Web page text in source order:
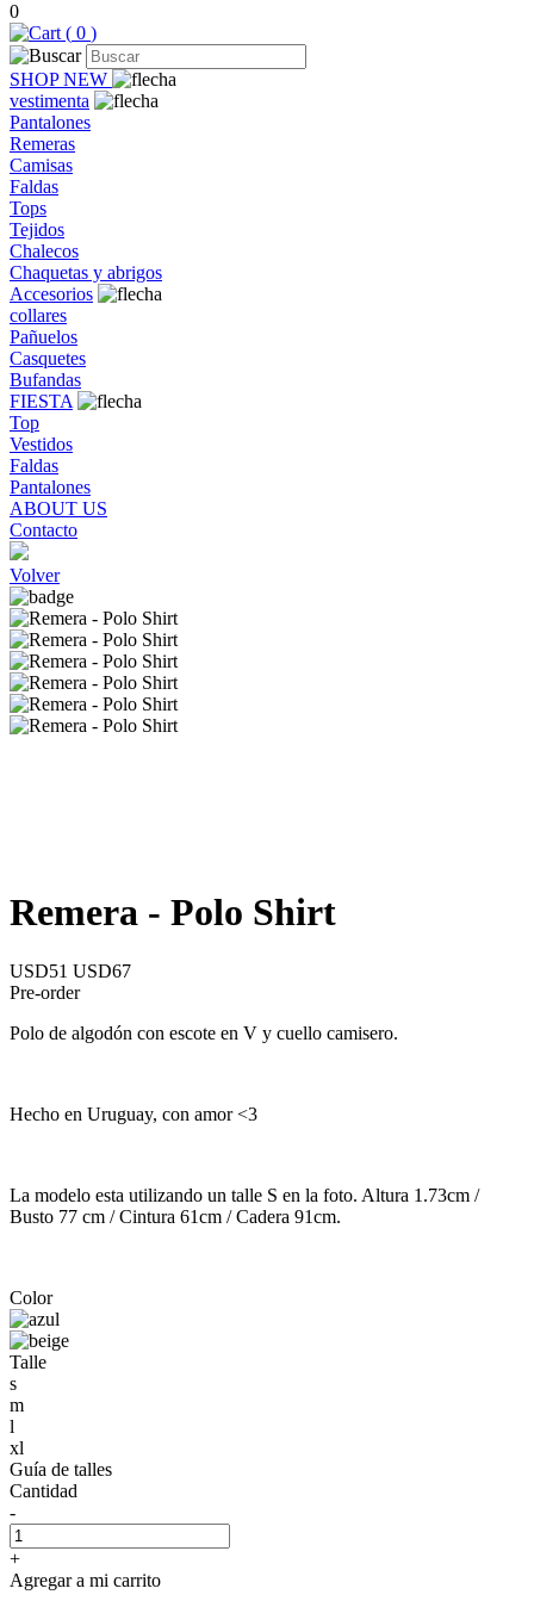
0
( 0 )
SHOP NEW
vestimenta
Pantalones
Remeras
Camisas
Faldas
Tops
Tejidos
Chalecos
Chaquetas y abrigos
Accesorios
collares
Pañuelos
Casquetes
Bufandas
FIESTA
Top
Vestidos
Faldas
Pantalones
ABOUT US
Contacto
Volver
Remera - Polo Shirt
USD51 USD67
Pre-order
Polo de algodón con escote en V y cuello camisero.
Hecho en Uruguay, con amor <3
La modelo esta utilizando un talle S en la foto. Altura 1.73cm /
Busto 77 cm / Cintura 61cm / Cadera 91cm.
Color
Talle
s
m
l
xl
Guía de talles
Cantidad
-
+
Agregar a mi carrito